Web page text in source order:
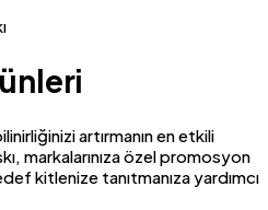
artırmanın en etkili
markalarınıza özel promosyon
kitlenize tanıtmanıza yardımcı